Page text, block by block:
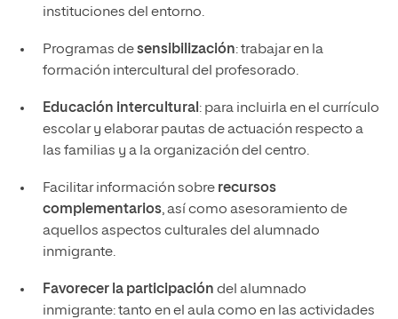
instituciones del entorno.
Programas desensibilización: trabajar en la
formación intercultural del profesorado.
Educación intercultural : para incluirla en el currículo
escolar y elaborar pautas de actuación respecto a
las familias y a la organización del centro.
Facilitar información sobre recursos
complementarios, así como asesoramiento de
aquellos aspectos culturales del alumnado
inmigrante.
Favorecer la participación del alumnado
inmigrante: tanto en el aula como en las actividades